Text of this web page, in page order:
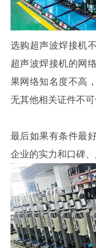
选购超声波焊接机
超声波焊接机的网
果网络知名度不高
无其他相关证件不可
最后如果有条件最
企业的实力和口碑、